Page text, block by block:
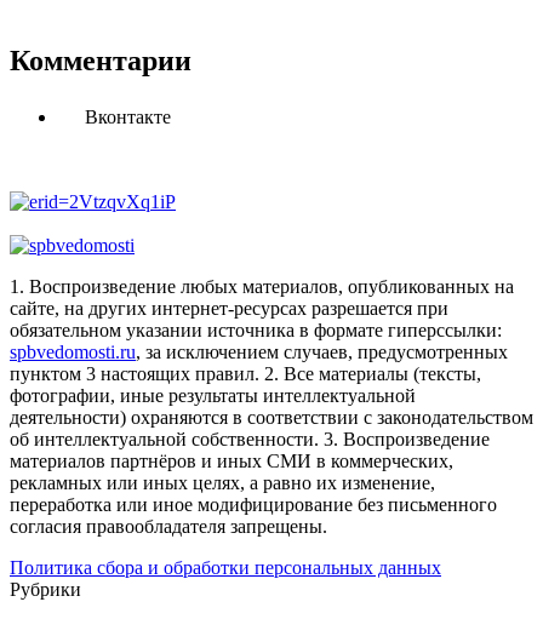
Комментарии
Вконтакте
1. Воспроизведение любых материалов, опубликованных на
сайте, на других интернет-ресурсах разрешается при
обязательном указании источника в формате гиперссылки:
spbvedomosti.ru, за исключением случаев, предусмотренных
пунктом 3 настоящих правил. 2. Все материалы (тексты,
фотографии, иные результаты интеллектуальной
деятельности) охраняются в соответствии с законодательством
об интеллектуальной собственности. 3. Воспроизведение
материалов партнёров и иных СМИ в коммерческих,
рекламных или иных целях, а равно их изменение,
переработка или иное модифицирование без письменного
согласия правообладателя запрещены.
Политика сбора и обработки персональных данных
Рубрики